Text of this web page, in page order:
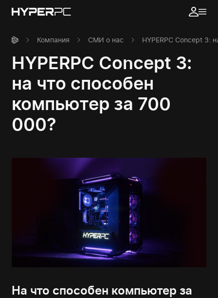
Компания СМИ о нас HYPERPC Concept 3:
HYPERPC Concept 3:
на что способен
компьютер за 700
000?
На что способен компьютер за